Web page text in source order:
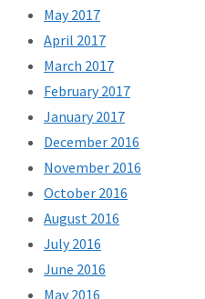
May 2017
April 2017
March 2017
February 2017
January 2017
December 2016
November 2016
October 2016
August 2016
July 2016
June 2016
May 2016